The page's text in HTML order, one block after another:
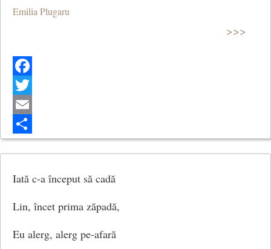
Emilia Plugaru
>>>
Facebook
Twitter
Email
Share
Iată c-a început să cadă
Lin, încet prima zăpadă,
Eu alerg, alerg pe-afară